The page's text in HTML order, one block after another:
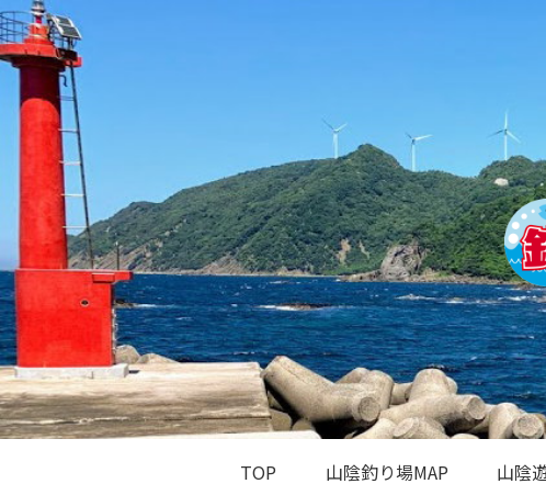
TOP 山陰釣り場MAP 山陰